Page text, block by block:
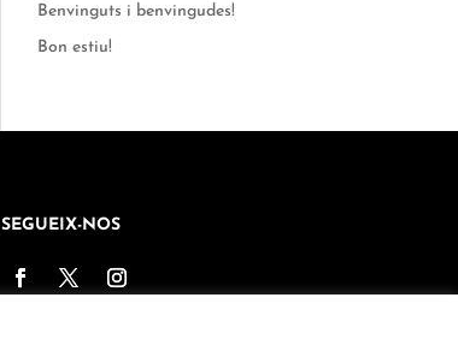
Benvinguts i benvingudes!
Bon estiu!
SEGUEIX-NOS